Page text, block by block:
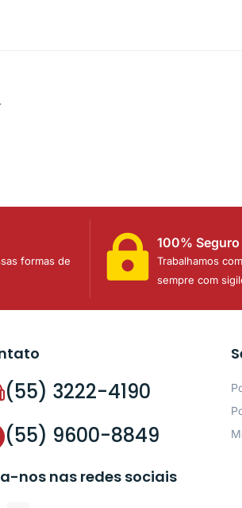
formas de
100% Seguro
Trabalhamos
sempre com
(55) 3222-4190
(55) 9600-8849
nos nas redes sociais